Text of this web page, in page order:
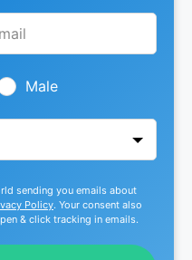
Male
sending you emails about
Policy. Your consent also
& click tracking in emails.